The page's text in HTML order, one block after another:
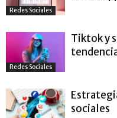
Redes Sociales
Redes Sociales
Tiktok y
sociales